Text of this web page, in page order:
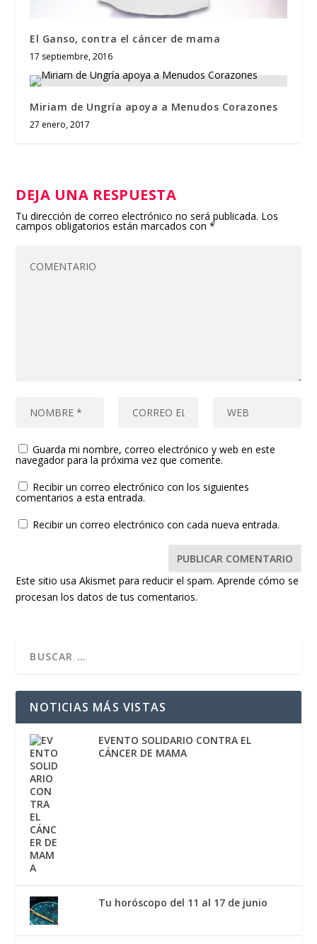
El Ganso, contra el cáncer de mama
17 septiembre, 2016
Miriam de Ungría apoya a Menudos Corazones
27 enero, 2017
DEJA UNA RESPUESTA
Tu dirección de correo electrónico no será publicada. Los
campos obligatorios están marcados con*
Guarda mi nombre, correo electrónico y web en este
navegador para la próxima vez que comente.
Recibir un correo electrónico con los siguientes
comentarios a esta entrada.
Recibir un correo electrónico con cada nueva entrada.
Este sitio usa Akismet para reducir el spam.Aprende cómo se
procesan los datos de tus comentarios.
NOTICIAS MÁS VISTAS
EVENTO SOLIDARIO CONTRA EL
CÁNCER DE MAMA
Tu horóscopo del 11 al 17 de junio